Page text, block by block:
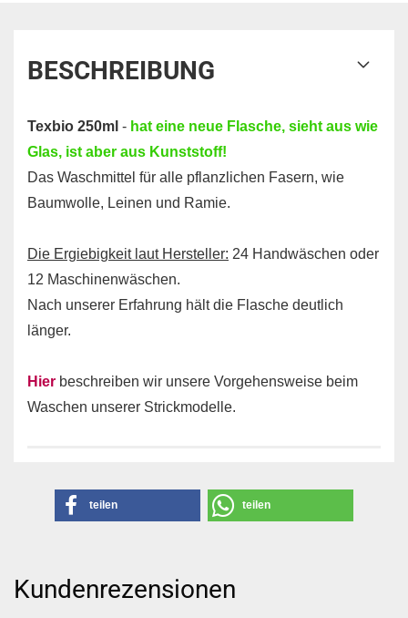
BESCHREIBUNG
Texbio 250ml - hat eine neue Flasche, sieht aus wie
Glas, ist aber aus Kunststoff!
Das Waschmittel für alle pflanzlichen Fasern, wie
Baumwolle, Leinen und Ramie.
Die Ergiebigkeit laut Hersteller: 24 Handwäschen oder
12 Maschinenwäschen.
Nach unserer Erfahrung hält die Flasche deutlich
länger.
Hier beschreiben wir unsere Vorgehensweise beim
Waschen unserer Strickmodelle.
teilen teilen
Kundenrezensionen